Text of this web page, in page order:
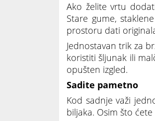
Ako želite vrtu
Stare gume,
prostoru dati
Jednostavan trik za
koristiti šljunak ili
opušten izgled.
Sadite pametno
Kod sadnje važi
biljaka. Osim što